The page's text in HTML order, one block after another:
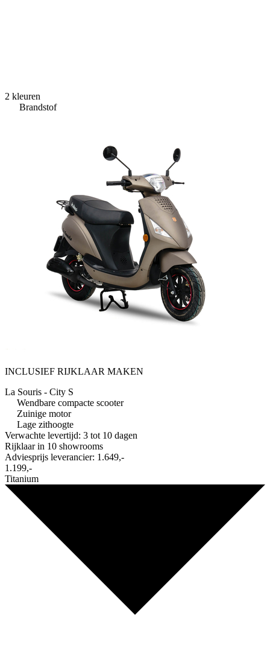
2 kleuren
Brandstof
INCLUSIEF RIJKLAAR MAKEN
La Souris - City S
Wendbare compacte scooter
Zuinige motor
Lage zithoogte
Verwachte levertijd: 3 tot 10 dagen
Rijklaar in 10 showrooms
Adviesprijs leverancier: 1.649,-
1.199,-
Titanium